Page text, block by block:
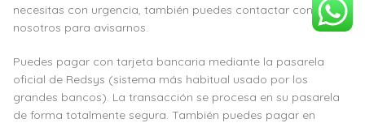
necesitas con urgencia, también puedes contactar con
nosotros para avisarnos.
Puedes pagar con tarjeta bancaria mediante la pasarela
oficial de Redsys (sistema más habitual usado por los
grandes bancos). La transacción se procesa en su pasarela
de forma totalmente segura. También puedes pagar en